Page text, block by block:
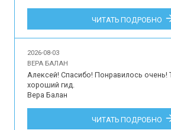
Впечатления наших гостей об участии в
обзорной экскурсии по Краснодару для
ЧИТАТЬ ПОДРОБНО
2026-08-03
ВЕРА БАЛАН
Алексей! Спасибо! Понравилось очень!
хороший гид.
Вера Балан
Впечатления наших туристов об
индивидуальной экскурсии для 2
ЧИТАТЬ ПОДРОБНО